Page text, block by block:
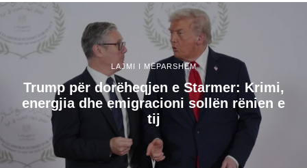
LAJMI I MËPARSHËM
Trump për dorëheqjen e Starmer: Krimi,
energjia dhe emigracioni sollën rënien e
tij